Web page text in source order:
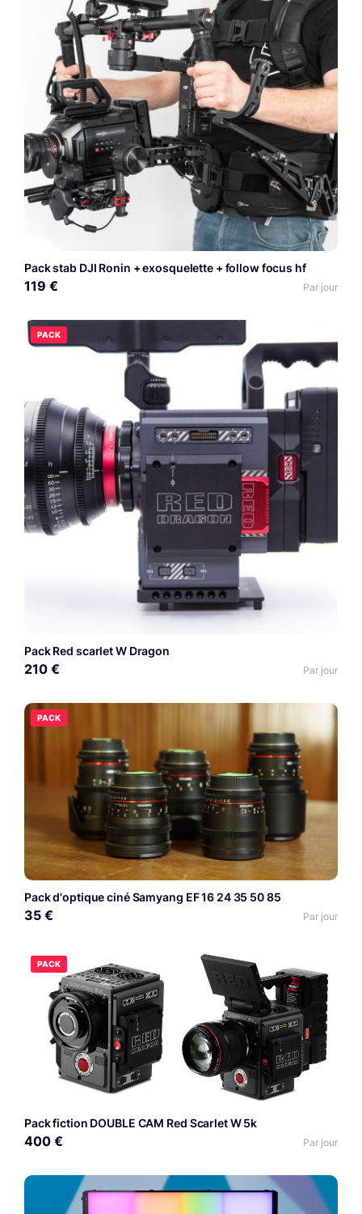
Pack stab DJI Ronin + exosquelette + follow focus hf
119 € Par jour
PACK
Pack Red scarlet W Dragon
210 € Par jour
PACK
Pack d'optique ciné Samyang EF 16 24 35 50 85
35 € Par jour
PACK
Pack fiction DOUBLE CAM Red Scarlet W 5k
400 € Par jour